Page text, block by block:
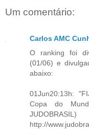
Um comentário:
Carlos AMC
O ranking foi
(01/06) e
abaixo:
01Jun20:13h:
Copa do
JUDOBRASIL)
http://